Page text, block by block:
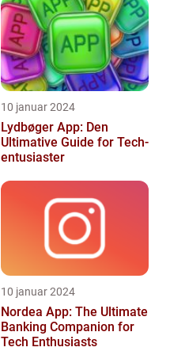
10 januar 2024
Lydbøger App: Den
Ultimative Guide for Tech-
entusiaster
10 januar 2024
Nordea App: The Ultimate
Banking Companion for
Tech Enthusiasts